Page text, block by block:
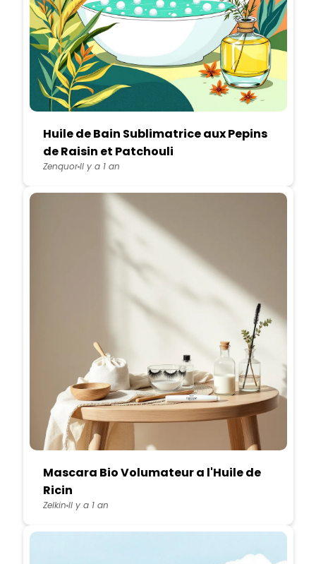
Huile de Bain Sublimatrice aux Pepins
de Raisin et Patchouli
ZenquorIl y a 1 an
Mascara Bio Volumateur a l'Huile de
Ricin
Zelkin Il y a 1 an